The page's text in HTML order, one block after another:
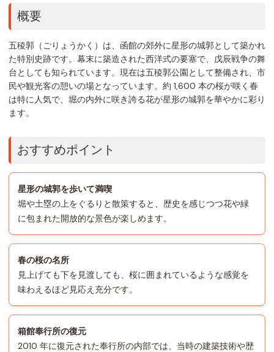
概要
五稜郭（ごりょうかく）は、函館の郊外に星形の城郭として築かれ
た特別史跡です。幕末に築造された西洋式の要塞で、戊辰戦争の舞
台としても知られています。現在は五稜郭公園として整備され、市
民や観光客の憩いの場となっています。約 1,600 本の桜が咲く春
は特に人気で、堀の内外に咲き誇る花が星形の城郭を華やかに彩り
ます。
おすすめポイント
星形の城郭を歩いて満喫
堀や土塁の上をぐるりと散策すると、歴史を感じつつ花や緑
に包まれた開放的な景色が楽しめます。
春の桜の名所
見上げても下を見渡しても、桜に囲まれているような感覚を
味わえるほど見応え充分です。
箱館奉行所の復元
2010 年に復元された奉行所の内部では、当時の建築技術や歴